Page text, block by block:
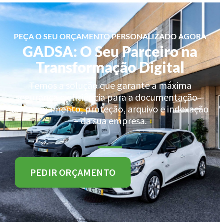
PEÇA O SEU ORÇAMENTO PERSONALIZADO AGORA
GADSA: O Seu Parceiro na
Transformação Digital
Temos a solução que garante a máxima
segurança e eficiência para a documentação –
armazenamento, proteção, arquivo e indexação
– da sua empresa.
PEDIR ORÇAMENTO